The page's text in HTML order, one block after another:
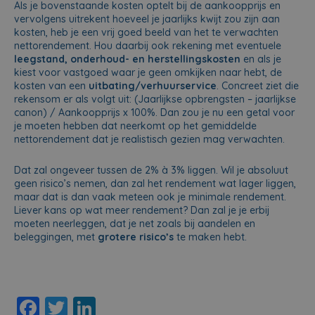
Als je bovenstaande kosten optelt bij de aankoopprijs en
vervolgens uitrekent hoeveel je jaarlijks kwijt zou zijn aan
kosten, heb je een vrij goed beeld van het te verwachten
nettorendement. Hou daarbij ook rekening met eventuele
leegstand, onderhoud- en herstellingskosten en als je
kiest voor vastgoed waar je geen omkijken naar hebt, de
kosten van een uitbating/verhuurservice. Concreet ziet die
rekensom er als volgt uit: (Jaarlijkse opbrengsten – jaarlijkse
canon) / Aankoopprijs x 100%. Dan zou je nu een getal voor
je moeten hebben dat neerkomt op het gemiddelde
nettorendement dat je realistisch gezien mag verwachten.
Dat zal ongeveer tussen de 2% à 3% liggen. Wil je absoluut
geen risico’s nemen, dan zal het rendement wat lager liggen,
maar dat is dan vaak meteen ook je minimale rendement.
Liever kans op wat meer rendement? Dan zal je je erbij
moeten neerleggen, dat je net zoals bij aandelen en
beleggingen, met grotere risico’s te maken hebt.
F
T